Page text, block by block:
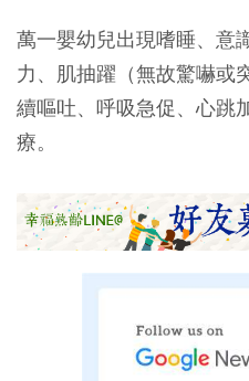
萬一嬰幼兒出現嗜睡、意
力、肌抽躍（無故驚嚇或
續嘔吐、呼吸急促、心跳
療。